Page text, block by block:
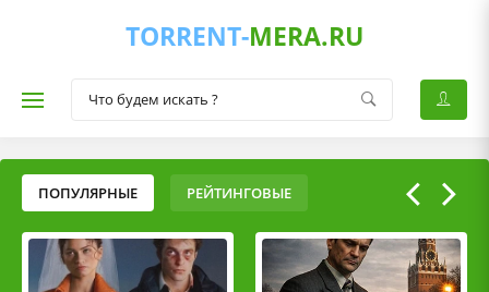
TORRENT-MERA.RU
ПОПУЛЯРНЫЕ РЕЙТИНГОВЫЕ